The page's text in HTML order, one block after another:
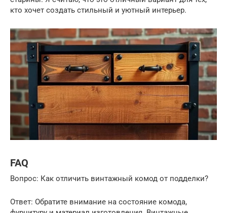
кто хочет создать стильный и уютный интерьер.
FAQ
Вопрос: Как отличить винтажный комод от подделки?
Ответ: Обратите внимание на состояние комода,